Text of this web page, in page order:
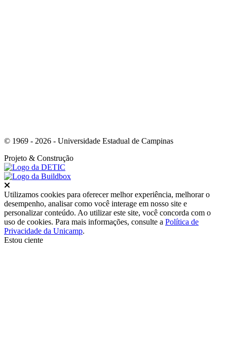
© 1969 - 2026 - Universidade Estadual de Campinas
Projeto & Construção
Utilizamos cookies para oferecer melhor experiência, melhorar o
desempenho, analisar como você interage em nosso site e
personalizar conteúdo. Ao utilizar este site, você concorda com o
uso de cookies. Para mais informações, consulte a Política de
Privacidade da Unicamp.
Estou ciente